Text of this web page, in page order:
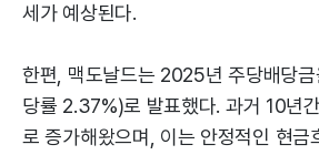
세가 예상된다.
한편, 맥도날드는 2025년 주당배당
당률 2.37%)로 발표했다. 과거 10년
로 증가해왔으며, 이는 안정적인 현금